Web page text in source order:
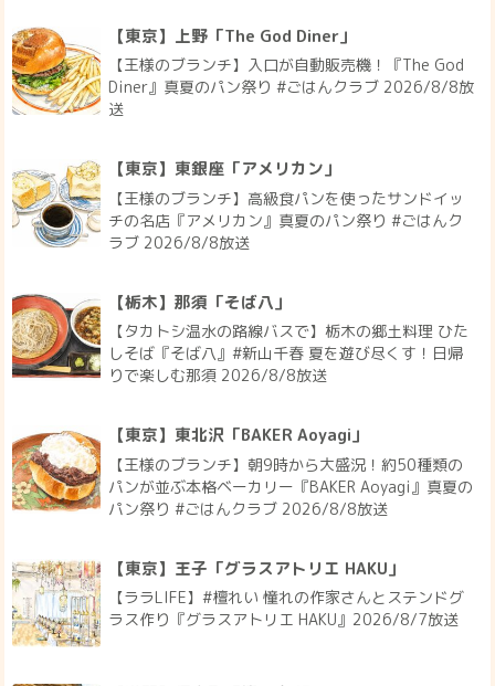
【東京】上野「The God Diner」
【王様のブランチ】入口が自動販売機！『The God
Diner』真夏のパン祭り #ごはんクラブ 2026/8/8放
送
【東京】東銀座「アメリカン」
【王様のブランチ】高級食パンを使ったサンドイッ
チの名店『アメリカン』真夏のパン祭り #ごはんク
ラブ 2026/8/8放送
【栃木】那須「そば八」
【タカトシ温水の路線バスで】栃木の郷土料理 ひた
しそば『そば八』#新山千春 夏を遊び尽くす！日帰
りで楽しむ那須 2026/8/8放送
【東京】東北沢「BAKER Aoyagi」
【王様のブランチ】朝9時から大盛況！約50種類の
パンが並ぶ本格ベーカリー『BAKER Aoyagi』真夏の
パン祭り #ごはんクラブ 2026/8/8放送
【東京】王子「グラスアトリエ HAKU」
【ララLIFE】#檀れい 憧れの作家さんとステンドグ
ラス作り『グラスアトリエ HAKU』2026/8/7放送